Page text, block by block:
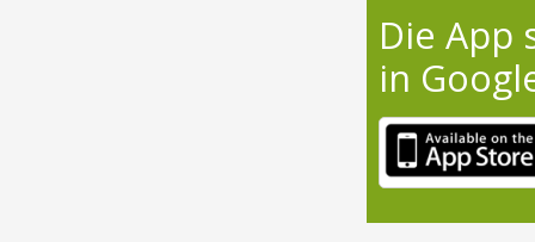
Die App
in